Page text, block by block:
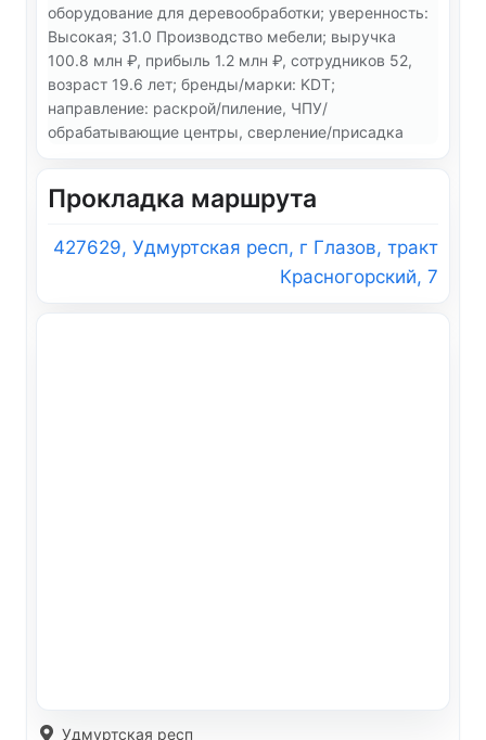
оборудование для деревообработки; уверенность:
Высокая; 31.0 Производство мебели; выручка
100.8 млн ₽, прибыль 1.2 млн ₽, сотрудников 52,
возраст 19.6 лет; бренды/марки: KDT;
направление: раскрой/пиление, ЧПУ/
обрабатывающие центры, сверление/присадка
Прокладка маршрута
427629, Удмуртская респ, г Глазов, тракт
Красногорский, 7
Удмуртская респ